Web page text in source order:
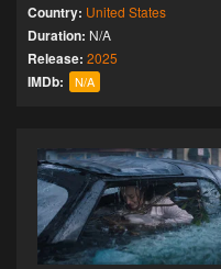
Country: United States
Duration: N/A
Release: 2025
IMDb: N/A